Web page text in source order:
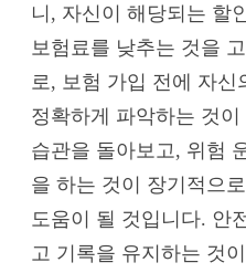
니, 자신이 해당되는 할
보험료를 낮추는 것을
로, 보험 가입 전에 자
정확하게 파악하는 것
습관을 돌아보고, 위험
을 하는 것이 장기적으
도움이 될 것입니다. 안
고 기록을 유지하는 것